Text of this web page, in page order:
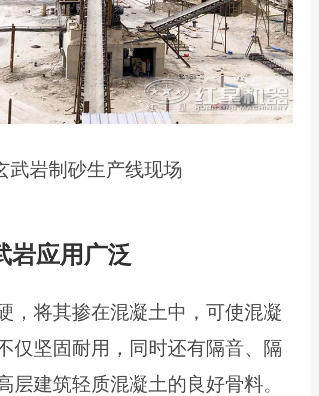
武岩制砂生产线现场
岩应用广泛
，将其掺在混凝土中，可使混凝
仅坚固耐用，同时还有隔音、隔
层建筑轻质混凝土的良好骨料。